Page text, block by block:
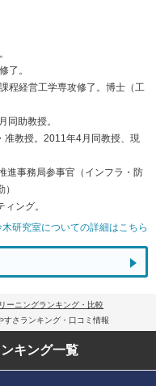
了。
程経営工学専攻修了。博士（工
同助教授。
教授。2011年4月同教授、現
進事務局参事官（インフラ・防
ング。
研究室についての詳細はこちら
ーニングランキング・比較
さランキング・口コミ情報
キング一覧